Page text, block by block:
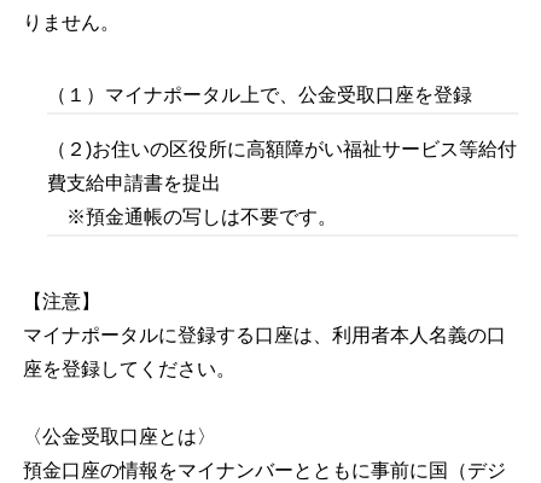
りません。
（１）マイナポータル上で、公金受取口座を登録
（２)お住いの区役所に高額障がい福祉サービス等給付
費支給申請書を提出
※預金通帳の写しは不要です。
【注意】
マイナポータルに登録する口座は、利用者本人名義の口
座を登録してください。
〈公金受取口座とは〉
預金口座の情報をマイナンバーとともに事前に国（デジ